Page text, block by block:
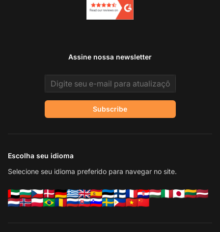
Assine nossa newsletter
Email address
Subscribe
Escolha seu idioma
Selecione seu idioma preferido para navegar no site.